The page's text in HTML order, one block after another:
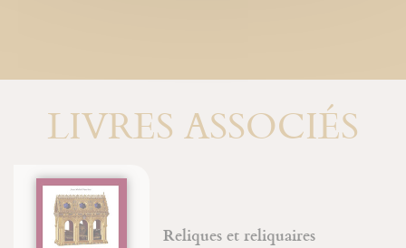
LIVRES ASSOCIÉS
Reliques et reliquaires